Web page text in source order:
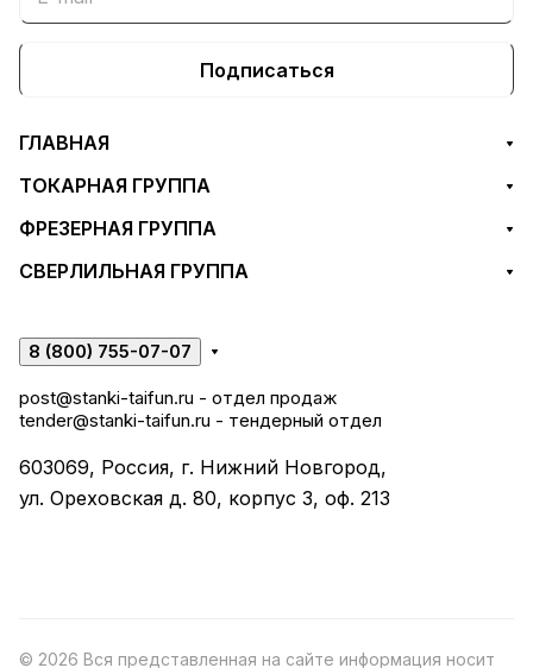
Подписаться
ГЛАВНАЯ
ТОКАРНАЯ ГРУППА
ФРЕЗЕРНАЯ ГРУППА
СВЕРЛИЛЬНАЯ ГРУППА
8 (800) 755-07-07
post@stanki-taifun.ru - отдел продаж
tender@stanki-taifun.ru - тендерный отдел
603069, Россия, г. Нижний Новгород,
ул. Ореховская д. 80, корпус 3, оф. 213
© 2026 Вся представленная на сайте информация носит